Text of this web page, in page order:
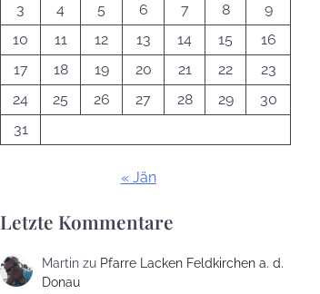
3
4 5 6 7 8
9
10
11 12 13 14 15
16
17
18 19 20 21 22
23
24
25 26 27 28 29
30
31
« Jän
Letzte Kommentare
Martin zu Pfarre Lacken Feldkirchen a. d.
Donau